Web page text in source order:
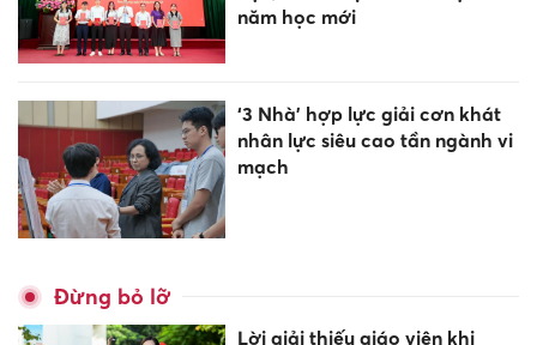
năm học mới
‘3 Nhà’ hợp lực giải cơn khát
nhân lực siêu cao tần ngành vi
mạch
Đừng bỏ lỡ
Lời giải thiếu giáo viên khi